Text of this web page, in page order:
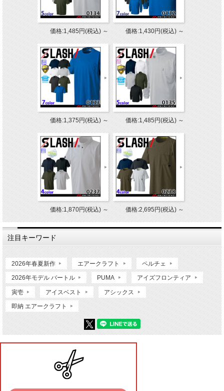
価格:1,485円(税込)～ 価格:1,430円(税込)～
価格:1,375円(税込)～ 価格:1,485円(税込)～
価格:1,870円(税込)～ 価格:2,695円(税込)～
注目キーワード
2026年春夏新作 エアークラフト ペルチェ
2026年モデル バートル PUMA アイズフロンティア
寅壱 アイスベスト アシックス
即納 エアークラフト